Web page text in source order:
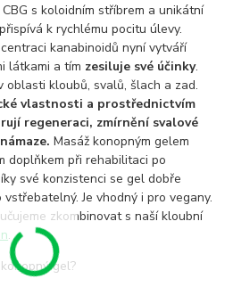
s koloidním stříbrem a unikátní
k rychlému pocitu úlevy.
kanabinoidů nyní vytváří
látkami a tím zesiluje své účinky.
oblasti kloubů, svalů, šlach a zad.
vlastnosti a prostřednictvím
regeneraci, zmírnění svalové
Masáž konopným gelem
doplňkem při rehabilitaci po
své konzistenci se gel dobře
Je vhodný i pro vegany.
zkombinovat s naší kloubní
.
gel?